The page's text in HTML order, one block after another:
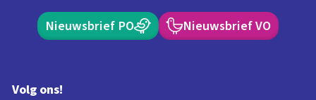
Nieuwsbrief PO Nieuwsbrief VO
Volg ons!